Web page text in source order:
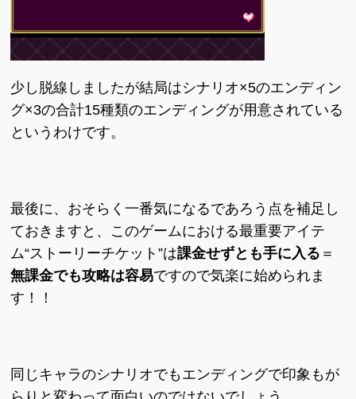
少し脱線しましたが結局はシナリオ×5のエンディン
グ×3の合計15種類のエンディングが用意されている
というわけです。
最後に、おそらく一番気になるであろう点を補足し
ておきますと、このゲームにおける最重要アイテ
ム“ストーリーチケット”は課金せずとも手に入る ＝
無課金でも攻略は容易ですので気楽に始められま
す！！
同じキャラのシナリオでもエンディングで印象もが